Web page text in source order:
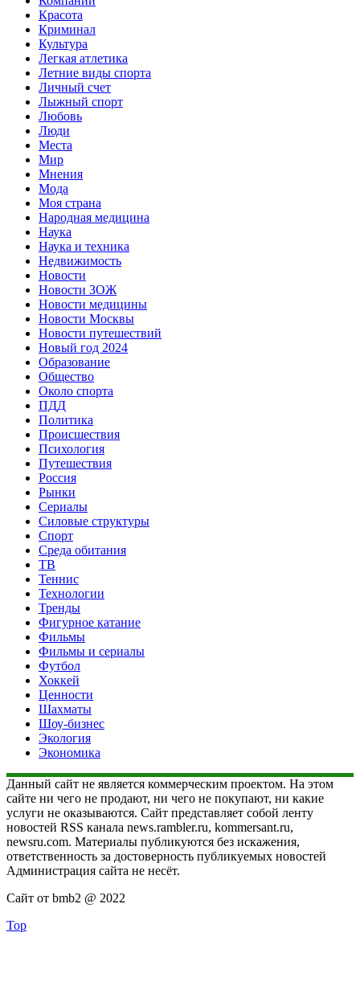
Красота
Криминал
Культура
Легкая атлетика
Летние виды спорта
Личный счет
Лыжный спорт
Любовь
Люди
Места
Мир
Мнения
Мода
Моя страна
Народная медицина
Наука
Наука и техника
Недвижимость
Новости
Новости ЗОЖ
Новости медицины
Новости Москвы
Новости путешествий
Новый год 2024
Образование
Общество
Около спорта
ПДД
Политика
Происшествия
Психология
Путешествия
Россия
Рынки
Сериалы
Силовые структуры
Спорт
Среда обитания
ТВ
Теннис
Технологии
Тренды
Фигурное катание
Фильмы
Фильмы и сериалы
Футбол
Хоккей
Ценности
Шахматы
Шоу-бизнес
Экология
Экономика
Данный сайт не является коммерческим проектом. На этом
сайте ни чего не продают, ни чего не покупают, ни какие
услуги не оказываются. Сайт представляет собой ленту
новостей RSS канала news.rambler.ru, kommersant.ru,
newsru.com. Материалы публикуются без искажения,
ответственность за достоверность публикуемых новостей
Администрация сайта не несёт.
Сайт от bmb2 @ 2022
Top